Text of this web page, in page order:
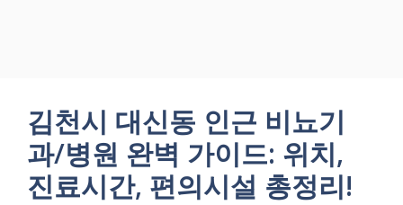
김천시 대신동 인근 비뇨기
과/병원 완벽 가이드: 위치,
진료시간, 편의시설 총정리!